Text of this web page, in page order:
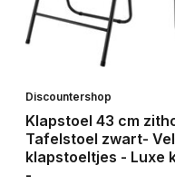
Discountershop
Klapstoel 43 cm
Tafelstoel zwart-
klapstoeltjes - Luxe
-